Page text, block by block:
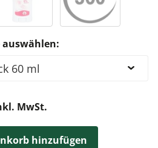
auswählen:
MwSt.
hinzufügen